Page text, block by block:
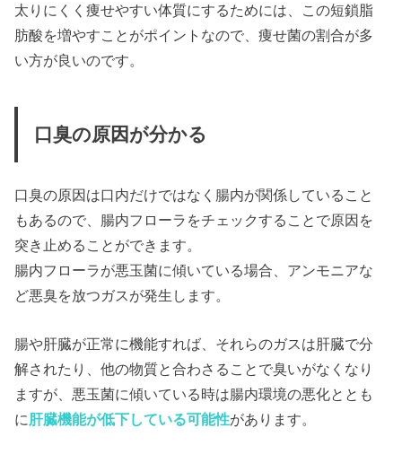
太りにくく痩せやすい体質にするためには、この短鎖脂
肪酸を増やすことがポイントなので、痩せ菌の割合が多
い方が良いのです。
口臭の原因が分かる
口臭の原因は口内だけではなく腸内が関係していること
もあるので、腸内フローラをチェックすることで原因を
突き止めることができます。
腸内フローラが悪玉菌に傾いている場合、アンモニアな
ど悪臭を放つガスが発生します。
腸や肝臓が正常に機能すれば、それらのガスは肝臓で分
解されたり、他の物質と合わさることで臭いがなくなり
ますが、悪玉菌に傾いている時は腸内環境の悪化ととも
に肝臓機能が低下している可能性があります。